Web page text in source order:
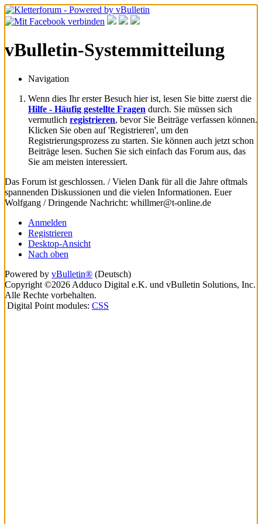
vBulletin-Systemmitteilung
Navigation
Wenn dies Ihr erster Besuch hier ist, lesen Sie bitte zuerst die
Hilfe - Häufig gestellte Fragen durch. Sie müssen sich
vermutlich registrieren, bevor Sie Beiträge verfassen können.
Klicken Sie oben auf 'Registrieren', um den
Registrierungsprozess zu starten. Sie können auch jetzt schon
Beiträge lesen. Suchen Sie sich einfach das Forum aus, das
Sie am meisten interessiert.
Das Forum ist geschlossen. / Vielen Dank für all die Jahre oftmals
spannenden Diskussionen und die vielen Informationen. Euer
Wolfgang / Dringende Nachricht: whillmer@t-online.de
Anmelden
Registrieren
Desktop-Ansicht
Nach oben
Powered by vBulletin® (Deutsch)
Copyright ©2026 Adduco Digital e.K. und vBulletin Solutions, Inc.
Alle Rechte vorbehalten.
Digital Point modules: CSS